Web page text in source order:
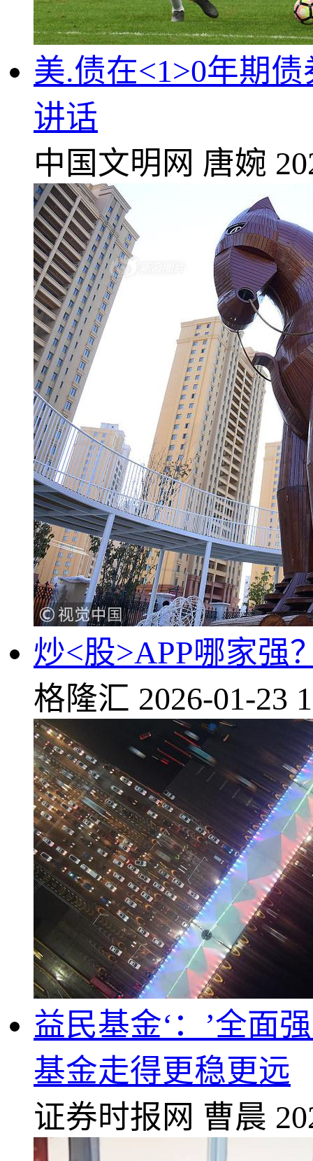
美.债在<1>0年期
讲话
中国文明网 唐婉
炒<股>APP哪家强
格隆汇 2026-01-23
益民基金‘：’全面
基金走得更稳更远
证券时报网 曹晨